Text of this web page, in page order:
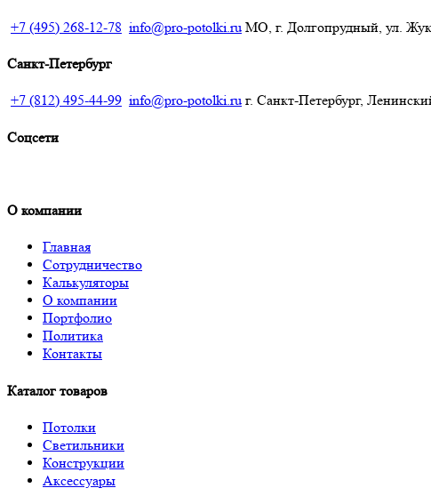
+7 (495) 268-12-78 info@pro-potolki.ru МО, г. Долгопрудный, ул.
Санкт-Петербург
+7 (812) 495-44-99 info@pro-potolki.ru г. Санкт-Петербург,
Соцсети
О компании
Главная
Сотрудничество
Калькуляторы
О компании
Портфолио
Политика
Контакты
Каталог товаров
Потолки
Светильники
Конструкции
Аксессуары